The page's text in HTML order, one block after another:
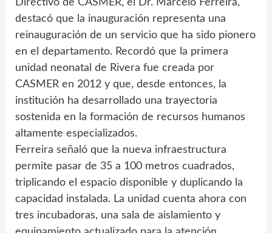
Directivo de CASMER, el Dr. Marcelo Ferreira,
destacó que la inauguración representa una
reinauguración de un servicio que ha sido pionero
en el departamento. Recordó que la primera
unidad neonatal de Rivera fue creada por
CASMER en 2012 y que, desde entonces, la
institución ha desarrollado una trayectoria
sostenida en la formación de recursos humanos
altamente especializados.
Ferreira señaló que la nueva infraestructura
permite pasar de 35 a 100 metros cuadrados,
triplicando el espacio disponible y duplicando la
capacidad instalada. La unidad cuenta ahora con
tres incubadoras, una sala de aislamiento y